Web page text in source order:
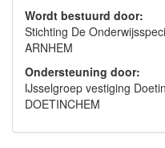
Wordt bestuurd door:
Stichting De
ARNHEM
Ondersteuning door:
IJsselgroep vestiging
DOETINCHEM